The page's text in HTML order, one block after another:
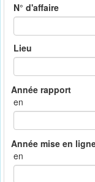
N° d'affaire
Lieu
en
en